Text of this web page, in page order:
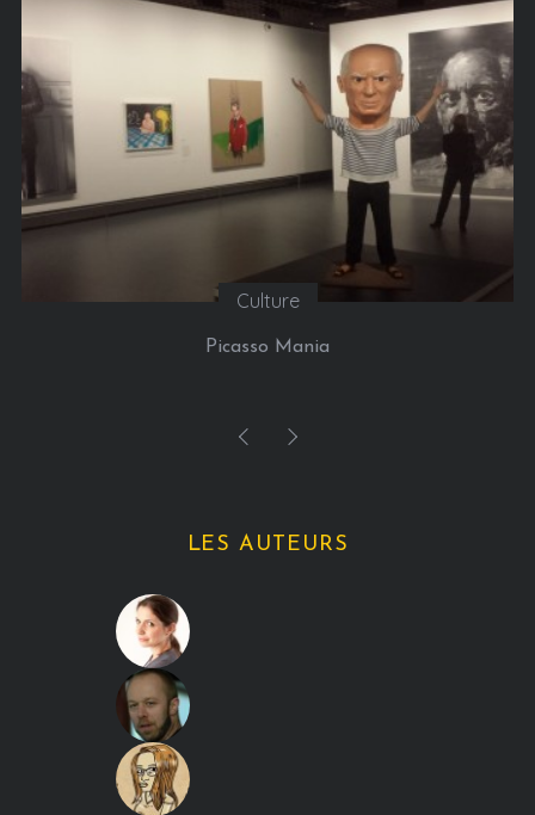
Culture
Picasso Mania
LES AUTEURS